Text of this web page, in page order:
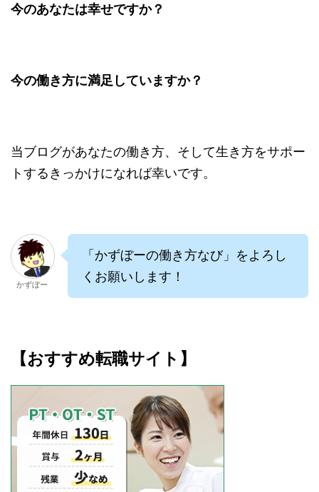
今のあなたは幸せですか？
今の働き方に満足していますか？
当ブログがあなたの働き方、そして生き方をサポー
トするきっかけになれば幸いです。
かずぼー
「かずぼーの働き方なび」をよろし
くお願いします！
【おすすめ転職サイト】